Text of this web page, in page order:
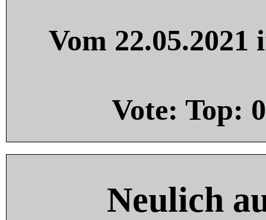
Vom
Vote: Top: 0
Neulich